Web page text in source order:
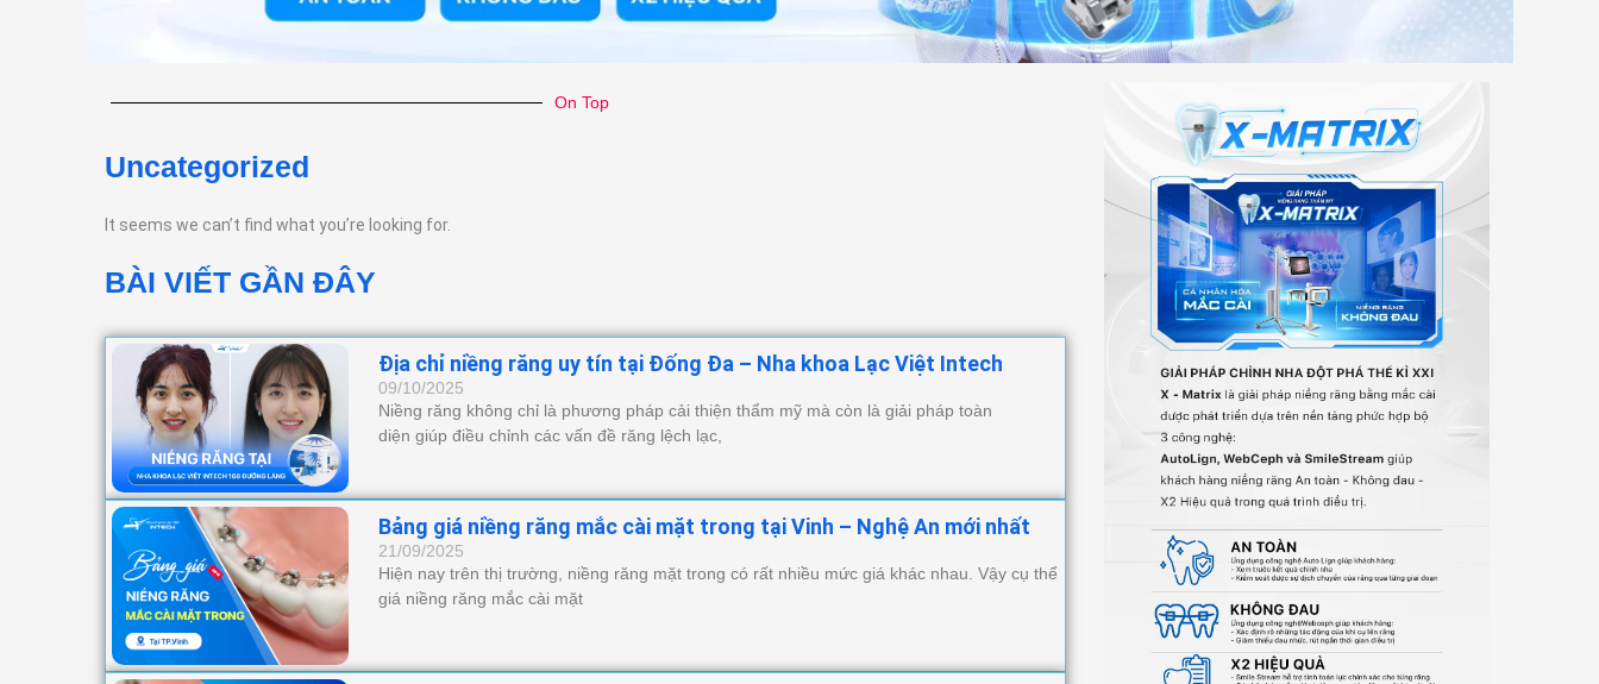
On Top
Uncategorized
It seems we can’t find what you’re looking for.
BÀI VIẾT GẦN ĐÂY
Địa chỉ niềng răng uy tín tại Đống Đa – Nha khoa Lạc Việt Intech
09/10/2025
Niềng răng không chỉ là phương pháp cải thiện thẩm mỹ mà còn là giải pháp toàn
diện giúp điều chỉnh các vấn đề răng lệch lạc,
Bảng giá niềng răng mắc cài mặt trong tại Vinh – Nghệ An mới nhất
21/09/2025
Hiện nay trên thị trường, niềng răng mặt trong có rất nhiều mức giá khác nhau. Vậy cụ thể
giá niềng răng mắc cài mặt